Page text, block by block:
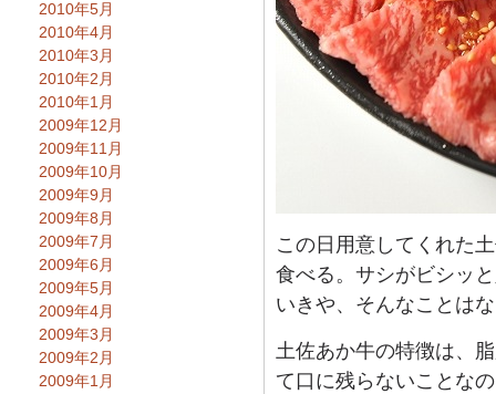
この日用意してくれた
食べる。サシがビシッ
いきや、そんなことは
土佐あか牛の特徴は、
て口に残らないことな
2010年5月
2010年4月
2010年3月
2010年2月
2010年1月
2009年12月
2009年11月
2009年10月
2009年9月
2009年8月
2009年7月
2009年6月
2009年5月
2009年4月
2009年3月
2009年2月
2009年1月